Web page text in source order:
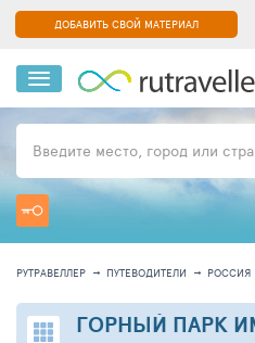
ДОБАВИТЬ СВОЙ МАТЕРИАЛ
Введите место, город или
РУТРАВЕЛЛЕР ПУТЕВОДИТЕЛИ РОССИЯ